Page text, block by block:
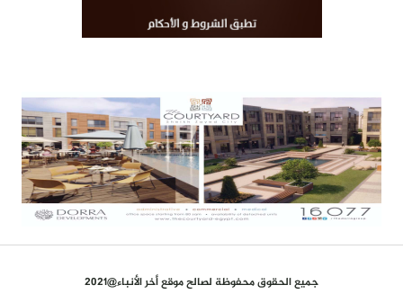
جميع الحقوق محفوظة لصالح موقع أخر الأنباء@2021